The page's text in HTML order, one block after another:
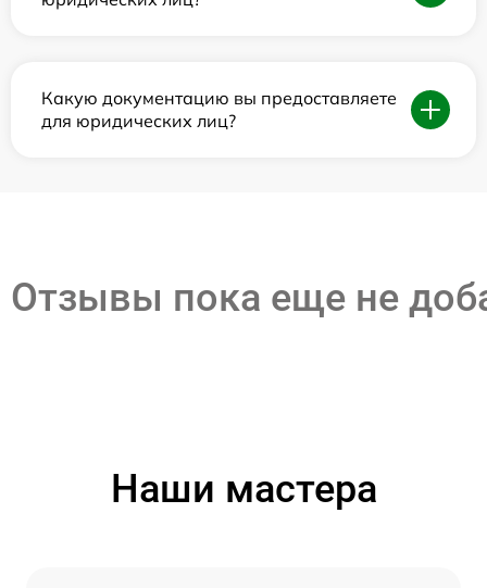
Какую документацию вы предоставляете
для юридических лиц?
Отзывы пока еще не
Наши мастера